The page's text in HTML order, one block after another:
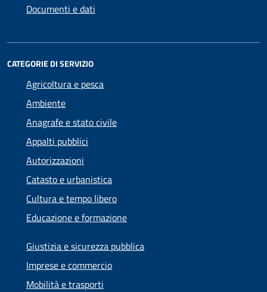
Documenti e dati
CATEGORIE DI SERVIZIO
Agricoltura e pesca
Ambiente
Anagrafe e stato civile
Appalti pubblici
Autorizzazioni
Catasto e urbanistica
Cultura e tempo libero
Educazione e formazione
Giustizia e sicurezza pubblica
Imprese e commercio
Mobilità e trasporti